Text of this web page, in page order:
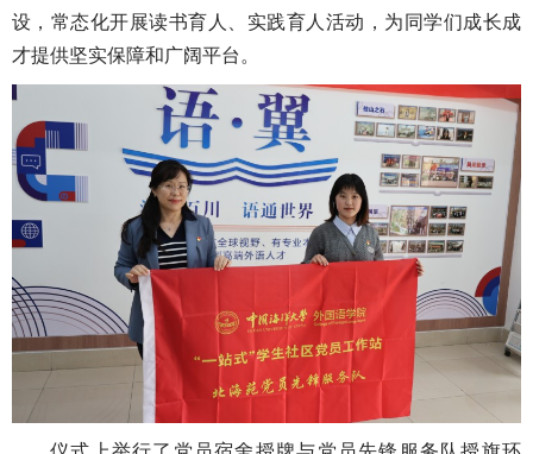
设，常态化开展读书育人、实践育人活动，为同学们成长成
才提供坚实保障和广阔平台。